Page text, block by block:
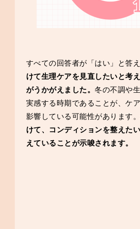
すべての回答者が「はい」と答え
けて生理ケアを見直したいと考
がうかがえました。 冬の不調や
実感する時期であることが、ケ
影響している可能性があります。
けて、コンディションを整えた
えていることが示唆されます。